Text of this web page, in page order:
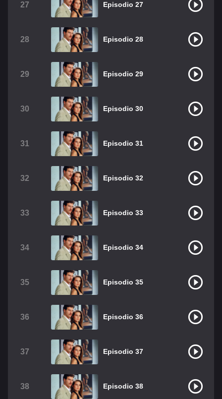
27 Episodio 27
28 Episodio 28
29 Episodio 29
30 Episodio 30
31 Episodio 31
32 Episodio 32
33 Episodio 33
34 Episodio 34
35 Episodio 35
36 Episodio 36
37 Episodio 37
38 Episodio 38